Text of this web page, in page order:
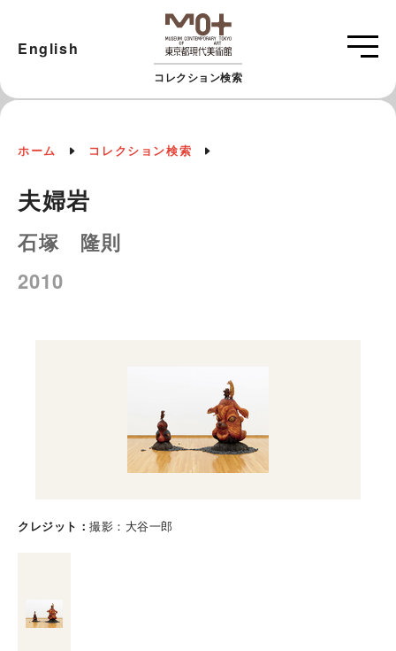
コレクション検索
English
ホーム コレクション検索
夫婦岩
石塚 隆則
2010
クレジット 撮影：大谷一郎